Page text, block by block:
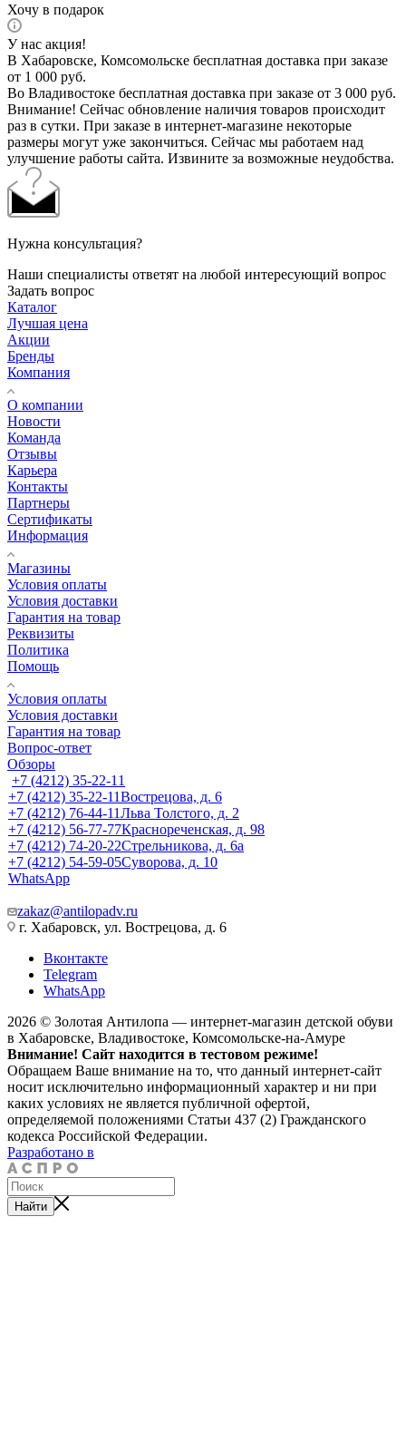
Хочу в подарок
У нас акция!
В Хабаровске, Комсомольске бесплатная доставка при заказе
от 1 000 руб.
Во Владивостоке бесплатная доставка при заказе от 3 000 руб.
Внимание! Сейчас обновление наличия товаров происходит
раз в сутки. При заказе в интернет-магазине некоторые
размеры могут уже закончиться. Сейчас мы работаем над
улучшение работы сайта. Извините за возможные неудобства.
Нужна консультация?
Наши специалисты ответят на любой интересующий вопрос
Задать вопрос
Каталог
Лучшая цена
Акции
Бренды
Компания
О компании
Новости
Команда
Отзывы
Карьера
Контакты
Партнеры
Сертификаты
Информация
Магазины
Условия оплаты
Условия доставки
Гарантия на товар
Реквизиты
Политика
Помощь
Условия оплаты
Условия доставки
Гарантия на товар
Вопрос-ответ
Обзоры
+7 (4212) 35-22-11
+7 (4212) 35-22-11Вострецова, д. 6
+7 (4212) 76-44-11Льва Толстого, д. 2
+7 (4212) 56-77-77Краснореченская, д. 98
+7 (4212) 74-20-22Стрельникова, д. 6а
+7 (4212) 54-59-05Суворова, д. 10
WhatsApp
zakaz@antilopadv.ru
г. Хабаровск, ул. Вострецова, д. 6
Вконтакте
Telegram
WhatsApp
2026 © Золотая Антилопа — интернет-магазин детской обуви
в Хабаровске, Владивостоке, Комсомольске-на-Амуре
Внимание! Сайт находится в тестовом режиме!
Обращаем Ваше внимание на то, что данный интернет-сайт
носит исключительно информационный характер и ни при
каких условиях не является публичной офертой,
определяемой положениями Статьи 437 (2) Гражданского
кодекса Российской Федерации.
Разработано в
Найти